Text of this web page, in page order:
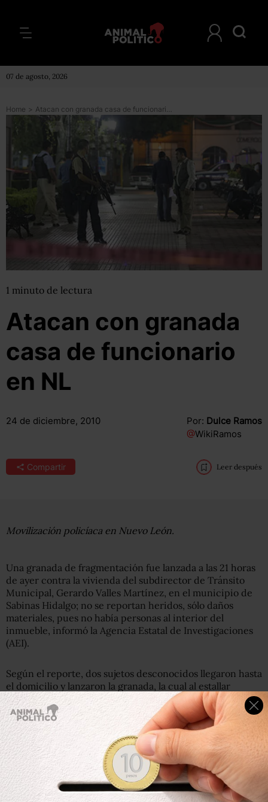
07 de agosto, 2026
Home > Atacan con granada casa de funcionario en NL
1 minuto de lectura
Atacan con granada
casa de funcionario
en NL
24 de diciembre, 2010 Por: Dulce Ramos
@WikiRamos
Compartir Leer después
Movilización policíaca en Nuevo León.
Una granada de fragmentación fue lanzada a las 21 horas
de ayer contra la vivienda del subdirector de Tránsito
Municipal, Gerardo Valles Martínez, en el municipio de
Sabinas Hidalgo; no se reportan heridos, sólo daños
materiales, pues no había personas al interior del
inmueble, informó la Agencia Estatal de Investigaciones
(AEI).
Según el reporte, dos sujetos desconocidos llegaron hasta
el domicilio y lanzaron la granada, la cual al estallar
destrozó algunos vidrios de la vivienda y causó un
incendio leve.
Luego del estallido, un grupo de efectivos de la policía
preventiva y de Bomberos de Nuevo León llegaron hasta
el lugar para revisar si había personas heridas y sofocar
las llamas.